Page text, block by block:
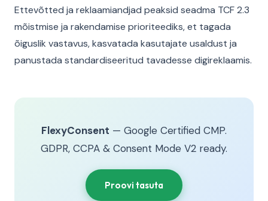
Ettevõtted ja reklaamiandjad peaksid seadma TCF 2.3
mõistmise ja rakendamise prioriteediks, et tagada
õiguslik vastavus, kasvatada kasutajate usaldust ja
panustada standardiseeritud tavadesse digireklaamis.
FlexyConsent — Google Certified CMP.
GDPR, CCPA & Consent Mode V2 ready.
Proovi tasuta